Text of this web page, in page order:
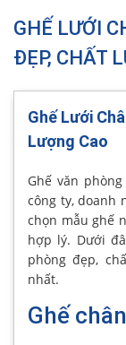
GHẾ LƯỚI
ĐẸP, CHẤT
Ghế Lưới
Lượng Cao
Ghế văn
công ty, doanh
chọn mẫu ghế
hợp lý. Dưới
phòng đẹp,
nhất.
Ghế